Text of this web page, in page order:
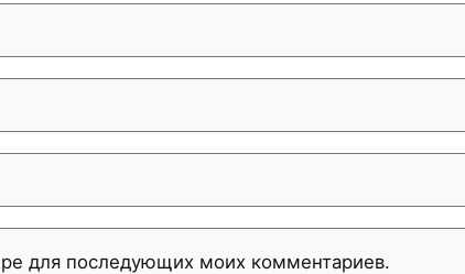
для последующих моих комментариев.